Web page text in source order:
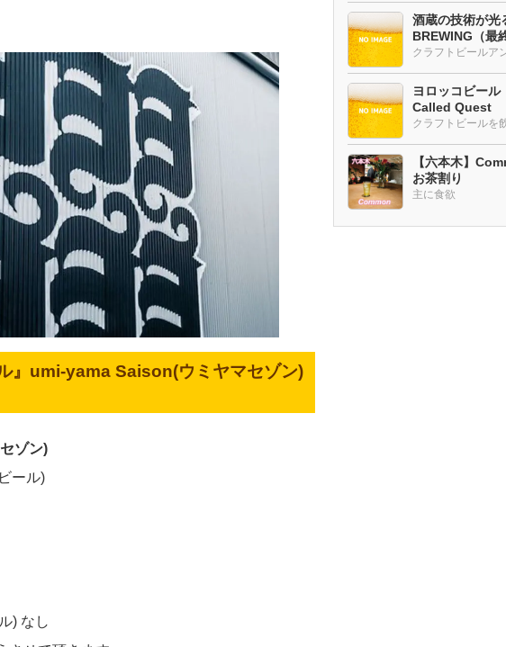
』 umi-yama Saison(ウミヤマセゾン)
ゾン)
ール)
) なし
酒蔵の技術が
BREWING（最
クラフトビールア
ヨロッコビー
Called Quest
【六本木】
お茶割り
主に食欲